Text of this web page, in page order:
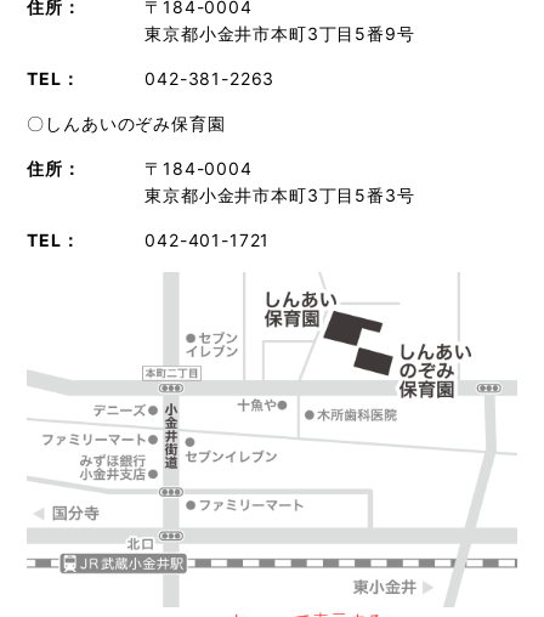
住所：
〒184-0004
東京都小金井市本町3丁目5番9号
TEL： 042-381-2263
〇しんあいのぞみ保育園
住所：
〒184-0004
東京都小金井市本町3丁目5番3号
TEL： 042-401-1721